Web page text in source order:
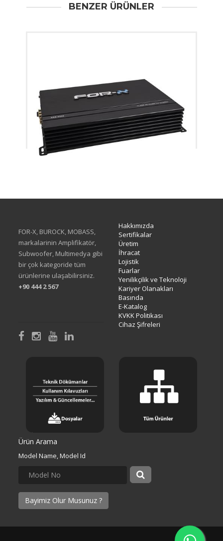
BENZER ÜRÜNLER
FOR-X, BUROCK, MOBASS,
markalarinin Amplifikatör,
Subwoofer, Multimedya gibi
bir çok kategoride tüm
ürünlerine ulaşabilirsiniz.
+90 444 2 567
Hakkımızda
Sertifikalar
Üretim
İhracat
Lojistik
Fuarlar
Yenilikçilik ve Teknoloji
Kariyer Olanakları
Basında
E-Katalog
KVKK Politikası
Cihaz Şifreleri
Ürün Arama
Model Name, Model Id
Bayimiz Olur Musunuz ?